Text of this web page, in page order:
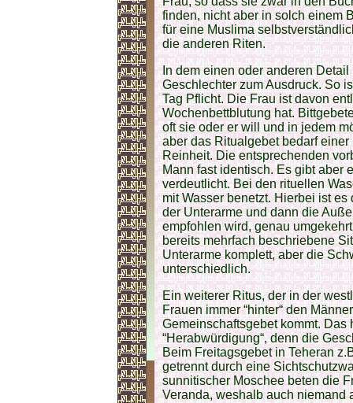
finden, nicht aber in solch einem
für eine Muslima
die anderen Riten.
In dem einen oder anderen
Geschlechter zum Ausdruck. So
Tag Pflicht. Die Frau ist davon
Wochenbettblutung hat.
oft sie oder er will und in jedem
aber das Ritualgebet bedarf
Reinheit. Die entsprechenden
Mann fast identisch. Es gibt aber
verdeutlicht. Bei den rituellen
mit Wasser benetzt. Hierbei ist
der Unterarme und dann die
empfohlen wird, genau
bereits mehrfach beschriebene
Unterarme komplett, aber die
unterschiedlich.
Ein weiterer Ritus, der in der
Frauen immer “hinter“ den
Gemeinschaftsgebet kommt.
“Herabwürdigung“, denn die
Beim Freitagsgebet in Teheran
getrennt durch eine
sunnitischer Moschee beten die
Veranda, weshalb auch niemand